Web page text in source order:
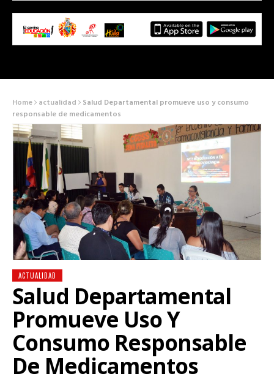
Home actualidad Salud Departamental promueve uso y consumo
responsable de medicamentos
ACTUALIDAD
Salud Departamental
Promueve Uso Y
Consumo Responsable
De Medicamentos